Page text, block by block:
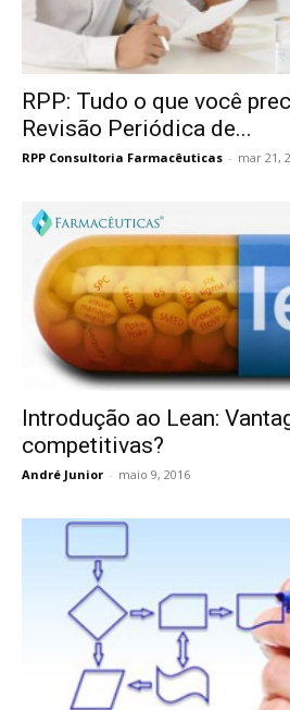
RPP: Tudo o que você
Revisão Periódica de...
RPP Consultoria Farmacêuticas - mar 21,
Introdução ao Lean:
competitivas?
André Junior - maio 9, 2016